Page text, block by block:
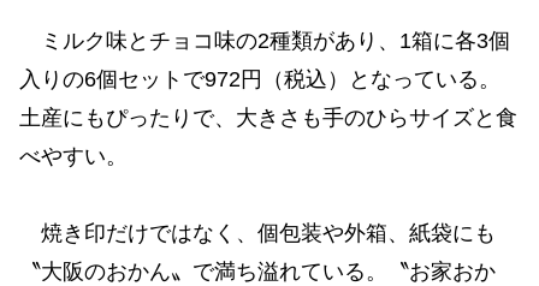
ミルク味とチョコ味の2種類があり、1箱に各3個
入りの6個セットで972円（税込）となっている。
土産にもぴったりで、大きさも手のひらサイズと食
べやすい。
焼き印だけではなく、個包装や外箱、紙袋にも
〝大阪のおかん〟で満ち溢れている。〝お家おか